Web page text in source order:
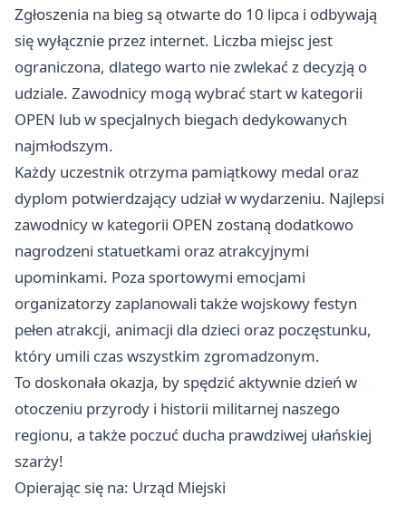
Zgłoszenia na bieg są otwarte do 10 lipca i odbywają
się wyłącznie przez internet. Liczba miejsc jest
ograniczona, dlatego warto nie zwlekać z decyzją o
udziale. Zawodnicy mogą wybrać start w kategorii
OPEN lub w specjalnych biegach dedykowanych
najmłodszym.
Każdy uczestnik otrzyma pamiątkowy medal oraz
dyplom potwierdzający udział w wydarzeniu. Najlepsi
zawodnicy w kategorii OPEN zostaną dodatkowo
nagrodzeni statuetkami oraz atrakcyjnymi
upominkami. Poza sportowymi emocjami
organizatorzy zaplanowali także wojskowy festyn
pełen atrakcji, animacji dla dzieci oraz poczęstunku,
który umili czas wszystkim zgromadzonym.
To doskonała okazja, by spędzić aktywnie dzień w
otoczeniu przyrody i historii militarnej naszego
regionu, a także poczuć ducha prawdziwej ułańskiej
szarży!
Opierając się na: Urząd Miejski